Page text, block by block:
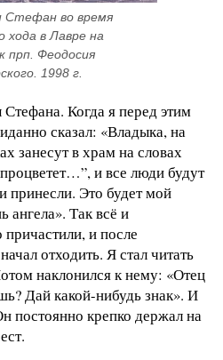
Стефан во время
хода в Лавре на
прп. Феодосия
1998 г.
Когда я перед этим
сказал: «Владыка, на
занесут в храм на словах
и все люди будут
принесли. Это будет мой
ангела». Так всё и
и после
отходить. Я стал читать
наклонился к нему: «Отец
Дай какой-нибудь знак». И
постоянно крепко держал на